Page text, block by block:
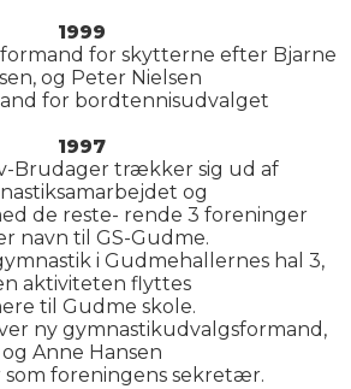
1999
for skytterne efter Bjarne
og Peter Nielsen
for bordtennisudvalget
1997
Brudager trækker sig ud af
og
de reste- rende 3 foreninger
navn til GS-Gudme.
i Gudmehallernes hal 3,
aktiviteten flyttes
til Gudme skole.
ny gymnastikudvalgsformand,
og Anne Hansen
foreningens sekretær.